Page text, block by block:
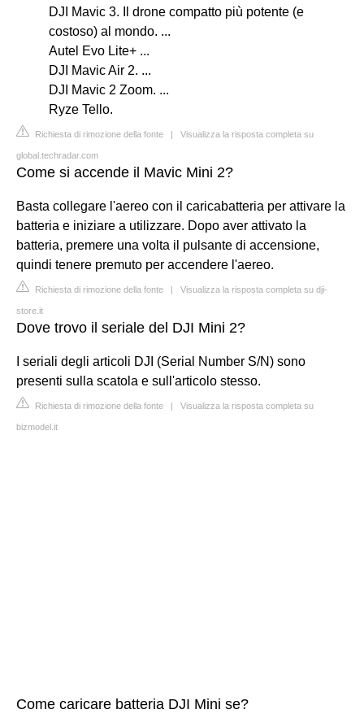
DJI Mavic 3. Il drone compatto più potente (e
costoso) al mondo. ...
Autel Evo Lite+ ...
DJI Mavic Air 2. ...
DJI Mavic 2 Zoom. ...
Ryze Tello.
Richiesta di rimozione della fonte | Visualizza la risposta completa su
global.techradar.com
Come si accende il Mavic Mini 2?
Basta collegare l'aereo con il caricabatteria per attivare la
batteria e iniziare a utilizzare. Dopo aver attivato la
batteria, premere una volta il pulsante di accensione,
quindi tenere premuto per accendere l'aereo.
Richiesta di rimozione della fonte | Visualizza la risposta completa su dji-
store.it
Dove trovo il seriale del DJI Mini 2?
I seriali degli articoli DJI (Serial Number S/N) sono
presenti sulla scatola e sull'articolo stesso.
Richiesta di rimozione della fonte | Visualizza la risposta completa su
bizmodel.it
Come caricare batteria DJI Mini se?